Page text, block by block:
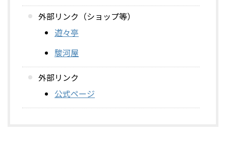
外部リンク（ショップ等）
遊々亭
駿河屋
外部リンク
公式ページ